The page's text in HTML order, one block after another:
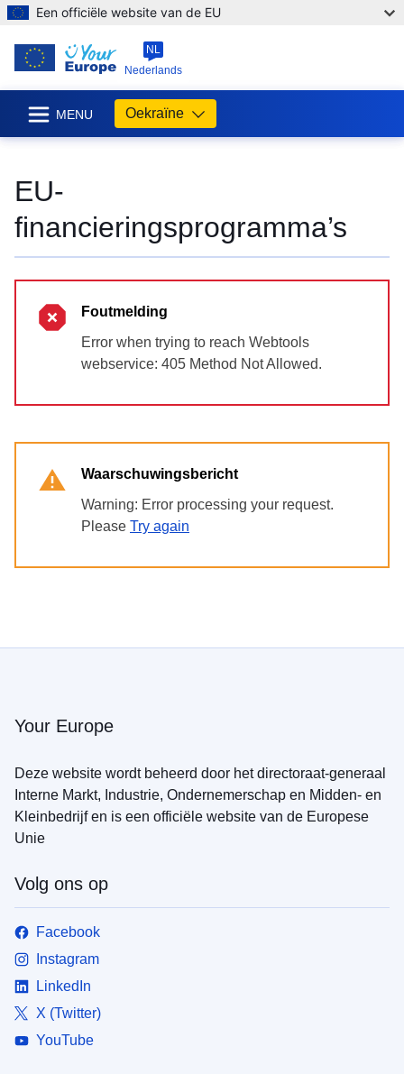
Een officiële website van de EU
NL
Nederlands
MENU Oekraïne
EU-
financieringsprogramma’s
Foutmelding
Error when trying to reach Webtools
webservice: 405 Method Not Allowed.
Waarschuwingsbericht
Warning: Error processing your request.
Please Try again
Your Europe
Deze website wordt beheerd door het directoraat-generaal
Interne Markt, Industrie, Ondernemerschap en Midden- en
Kleinbedrijf en is een officiële website van de Europese
Unie
Volg ons op
Facebook
Instagram
LinkedIn
X (Twitter)
YouTube